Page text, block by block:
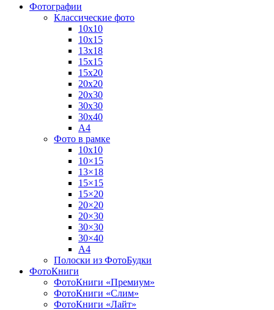
Фотографии
Классические фото
10х10
10х15
13х18
15х15
15х20
20х20
20х30
30х30
30х40
А4
Фото в рамке
10х10
10×15
13×18
15×15
15×20
20×20
20×30
30×30
30×40
A4
Полоски из ФотоБудки
ФотоКниги
ФотоКниги «Премиум»
ФотоКниги «Слим»
ФотоКниги «Лайт»